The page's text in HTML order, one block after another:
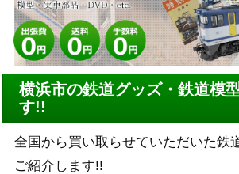
横浜市の鉄道グッズ・鉄道模
す!!
全国から買い取らせていただいた鉄
ご紹介します!!